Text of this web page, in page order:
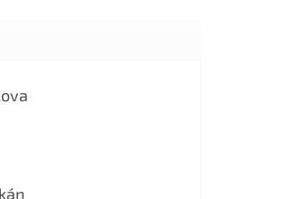
je 5 z 5 hvězdiček.